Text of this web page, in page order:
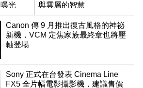
光
與雲層的智慧
App「Atmos」登場
Canon 傳 9 月推出復古風格的神祕
新機，VCM 定焦家族最終章也將壓
軸登場
Sony 正式在台發表 Cinema Line
FX5 全片幅電影攝影機，建議售價